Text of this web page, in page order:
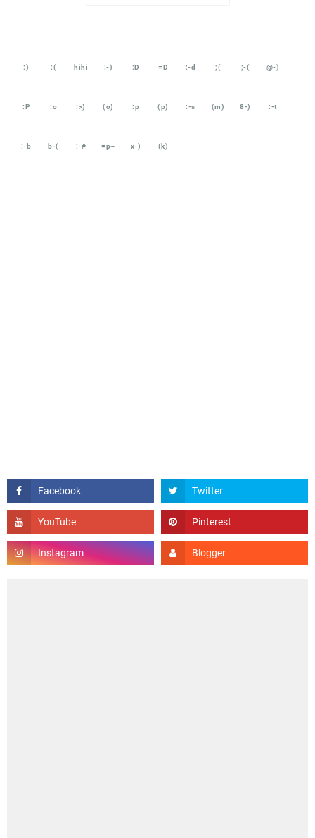
:) :( hihi :-) :D =D :-d ;( ;-( @-)
:P :o :>) (o) :p (p) :-s (m) 8-) :-t
:-b b-( :-# =p~ x-) (k)